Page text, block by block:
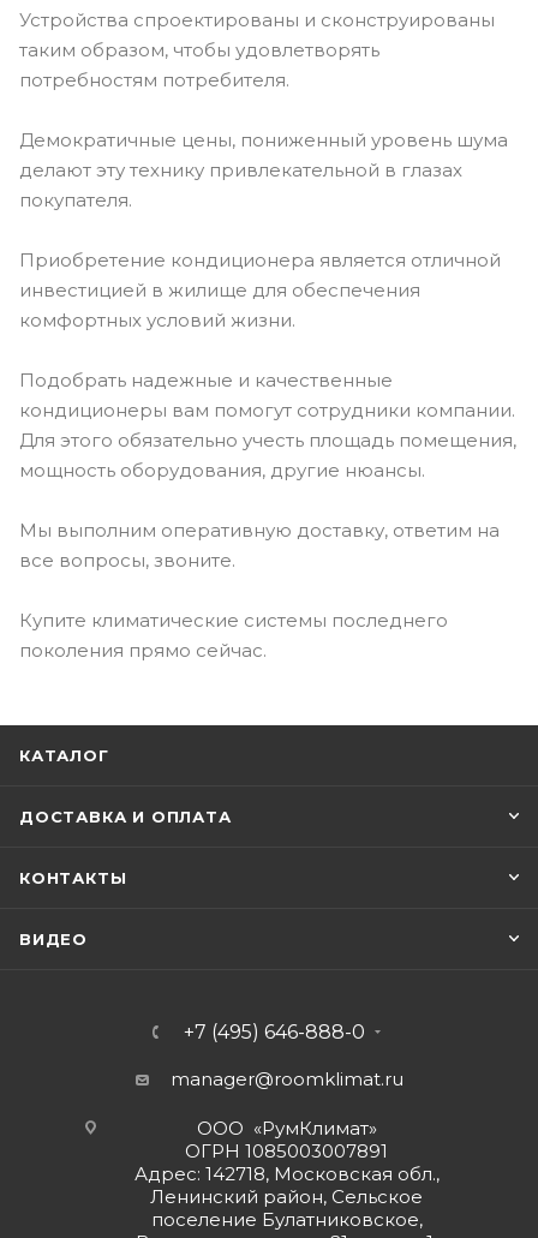
Устройства спроектированы и сконструированы
таким образом, чтобы удовлетворять
потребностям потребителя.
Демократичные цены, пониженный уровень шума
делают эту технику привлекательной в глазах
покупателя.
Приобретение кондиционера является отличной
инвестицией в жилище для обеспечения
комфортных условий жизни.
Подобрать надежные и качественные
кондиционеры вам помогут сотрудники компании.
Для этого обязательно учесть площадь помещения,
мощность оборудования, другие нюансы.
Мы выполним оперативную доставку, ответим на
все вопросы, звоните.
Купите климатические системы последнего
поколения прямо сейчас.
КАТАЛОГ
ДОСТАВКА И ОПЛАТА
КОНТАКТЫ
ВИДЕО
+7 (495) 646-888-0
manager@roomklimat.ru
ООО «РумКлимат»
ОГРН 1085003007891
Адрес: 142718, Московская обл.,
Ленинский район, Сельское
поселение Булатниковское,